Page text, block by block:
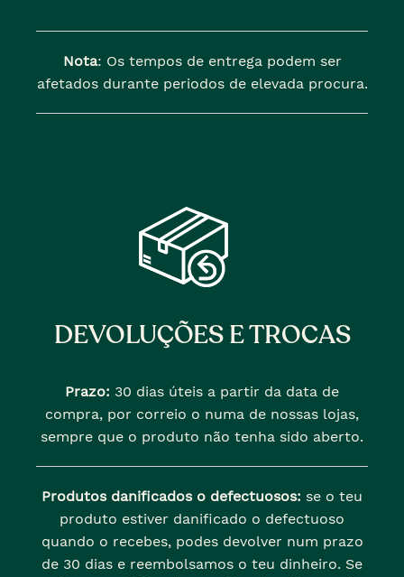
Nota: Os tempos de entrega podem ser
afetados durante periodos de elevada procura.
DEVOLUÇÕES E TROCAS
Prazo: 30 dias úteis a partir da data de
compra, por correio o numa de nossas lojas,
sempre que o produto não tenha sido aberto.
Produtos danificados o defectuosos: se o teu
produto estiver danificado o defectuoso
quando o recebes, podes devolver num prazo
de 30 dias e reembolsamos o teu dinheiro. Se